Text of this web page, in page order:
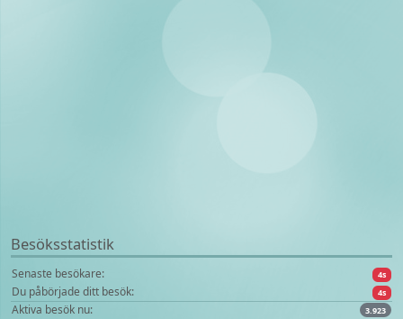
Besöksstatistik
Senaste besökare: 4s
Du påbörjade ditt besök: 4s
Aktiva besök nu: 3.923